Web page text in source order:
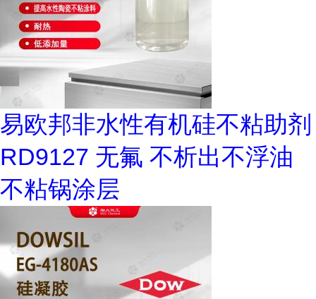
易欧邦非水性有机硅不粘助剂
RD9127 无氟 不析出不浮油
不粘锅涂层